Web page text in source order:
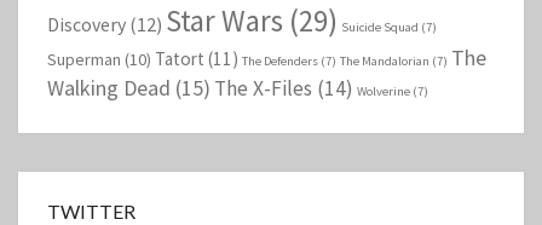
Discovery (12) Star Wars (29) Suicide Squad (7)
Superman (10) Tatort (11) The Defenders (7) The Mandalorian (7) The
Walking Dead (15) The X-Files (14) Wolverine (7)
TWITTER